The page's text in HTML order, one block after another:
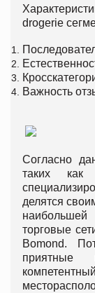
drogerie
Важность
Согласно
таких как
делятся
наибольшей
торговые
Bomond.
приятные